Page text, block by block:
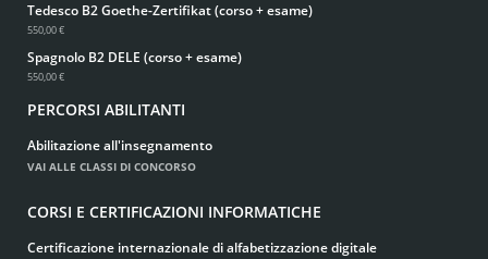
Tedesco B2 Goethe-Zertifikat (corso + esame)
550,00 €
Spagnolo B2 DELE (corso + esame)
550,00 €
PERCORSI ABILITANTI
Abilitazione all'insegnamento
VAI ALLE CLASSI DI CONCORSO
CORSI E CERTIFICAZIONI INFORMATICHE
Certificazione internazionale di alfabetizzazione digitale